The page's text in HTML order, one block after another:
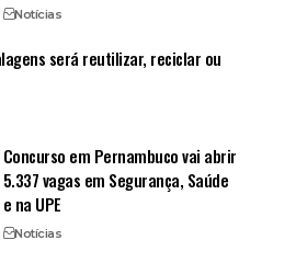
Notícias
será reutilizar, reciclar ou
Concurso em Pernambuco vai abrir
5.337 vagas em Segurança, Saúde
e na UPE
Notícias